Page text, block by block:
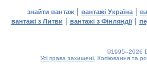
знайти вантаж | вантажі Україна |
вантажі з Литви | вантажі з Фінляндії|
©1995–2026
Усі права захищені. Копіювання та